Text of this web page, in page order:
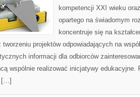
kompetencji XXI wieku
opartego na świadomym
koncentruje się na
projektów odpowiadających na
informacji dla odbiorców
wspólnie realizować inicjatywy edukacyjne.
[…]